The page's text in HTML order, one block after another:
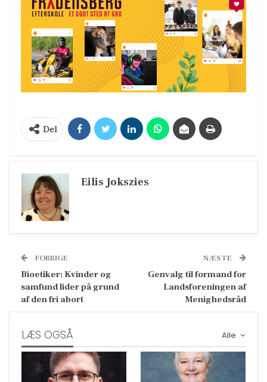
Del
Eilis Jokszies
FORRIGE
Bioetiker: Kvinder og
samfund lider på grund
af den fri abort
NÆSTE
Genvalg til formand for
Landsforeningen af
Menighedsråd
Alle
LÆS OGSÅ